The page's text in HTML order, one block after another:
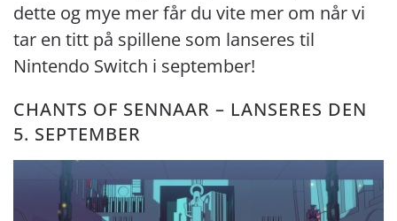
dette og mye mer får du vite mer om når vi
tar en titt på spillene som lanseres til
Nintendo Switch i september!
CHANTS OF SENNAAR – LANSERES DEN
5. SEPTEMBER